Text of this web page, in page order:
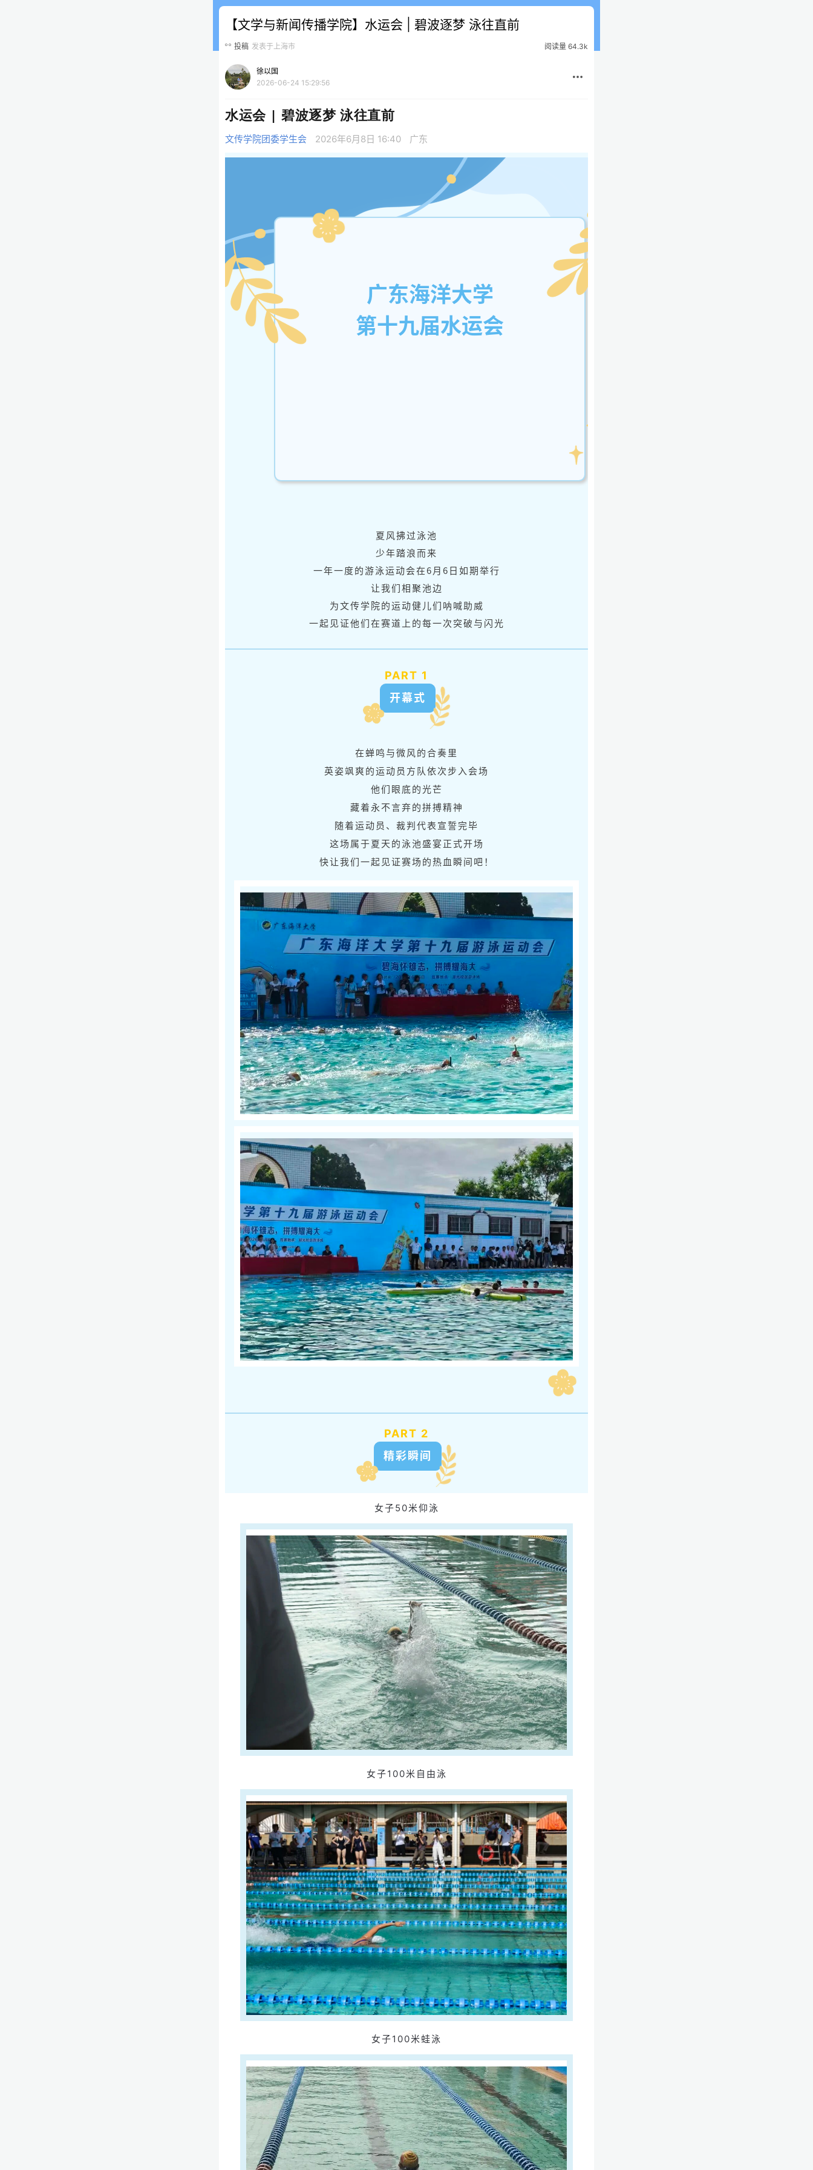
【文学与新闻传播学院】水运会 | 碧波逐梦 泳往直前
投稿 发表于上海市 阅读量 64.3k
徐以国
2026-06-24 15:29:56
水运会 | 碧波逐梦 泳往直前
文传学院团委学生会 2026年6月8日 16:40 广东
广东海洋大学
第十九届水运会
夏风拂过泳池
少年踏浪而来
一年一度的游泳运动会在6月6日如期举行
让我们相聚池边
为文传学院的运动健儿们呐喊助威
一起见证他们在赛道上的每一次突破与闪光
PART 1
开幕式
在蝉鸣与微风的合奏里
英姿飒爽的运动员方队依次步入会场
他们眼底的光芒
藏着永不言弃的拼搏精神
随着运动员、裁判代表宣誓完毕
这场属于夏天的泳池盛宴正式开场
快让我们一起见证赛场的热血瞬间吧！
PART 2
精彩瞬间
女子50米仰泳
女子100米自由泳
女子100米蛙泳